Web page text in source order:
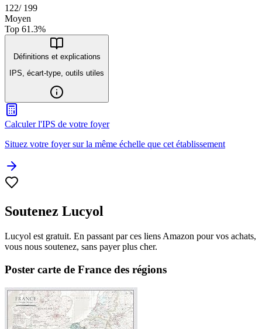
122/ 199
Moyen
Top 61.3%
Définitions et explications
IPS, écart-type, outils utiles
Calculer l'IPS de votre foyer
Situez votre foyer sur la même échelle que cet établissement
Soutenez Lucyol
Lucyol est gratuit. En passant par ces liens Amazon pour vos achats,
vous nous soutenez, sans payer plus cher.
Poster carte de France des régions